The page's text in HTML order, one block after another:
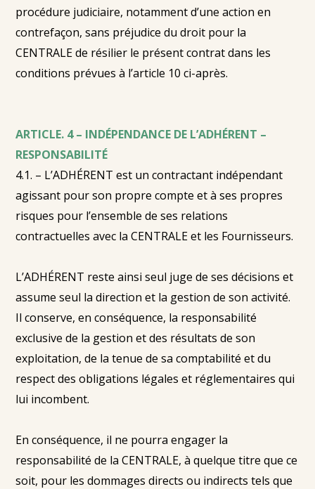
procédure judiciaire, notamment d’une action en
contrefaçon, sans préjudice du droit pour la
CENTRALE de résilier le présent contrat dans les
conditions prévues à l’article 10 ci-après.
ARTICLE. 4 – INDÉPENDANCE DE L’ADHÉRENT –
RESPONSABILITÉ
4.1. – L’ADHÉRENT est un contractant indépendant
agissant pour son propre compte et à ses propres
risques pour l’ensemble de ses relations
contractuelles avec la CENTRALE et les Fournisseurs.
L’ADHÉRENT reste ainsi seul juge de ses décisions et
assume seul la direction et la gestion de son activité.
Il conserve, en conséquence, la responsabilité
exclusive de la gestion et des résultats de son
exploitation, de la tenue de sa comptabilité et du
respect des obligations légales et réglementaires qui
lui incombent.
En conséquence, il ne pourra engager la
responsabilité de la CENTRALE, à quelque titre que ce
soit, pour les dommages directs ou indirects tels que